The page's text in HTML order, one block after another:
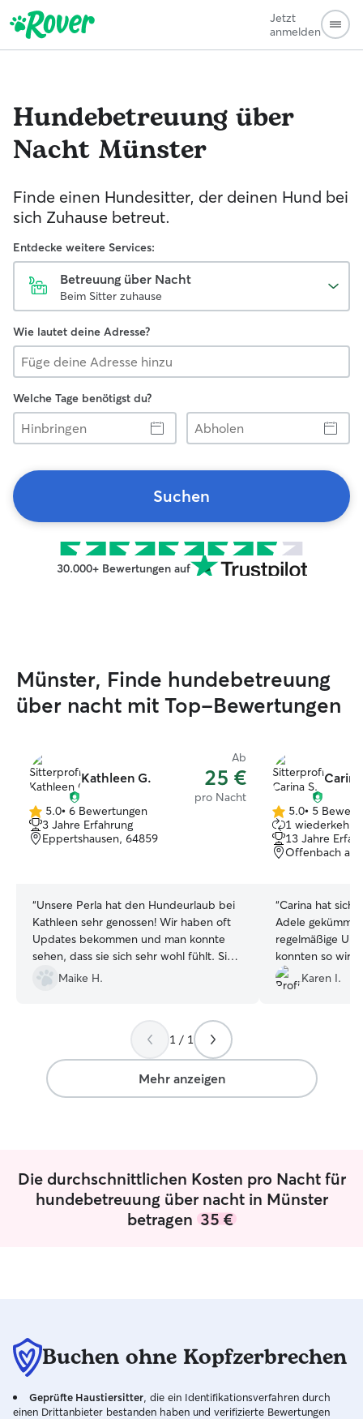
Jetzt
anmelden
Hundebetreuung über
Nacht Münster
Finde einen Hundesitter, der deinen Hund bei
sich Zuhause betreut.
Entdecke weitere Services:
Betreuung über Nacht
Beim Sitter zuhause
Wie lautet deine Adresse?
Welche Tage benötigst du?
Hinbringen
Abholen
Suchen
30.000+ Bewertungen auf
Münster, Finde hundebetreuung
über nacht mit Top-Bewertungen
Kathleen G.
Ab
25 €
pro Nacht
5.0
von
5
5.0• 6 Bewertungen
3 Jahre Erfahrung
Eppertshausen, 64859
“Unsere Perla hat den Hundeurlaub bei
Kathleen sehr genossen! Wir haben oft
Updates bekommen und man konnte
sehen, dass sie sich sehr wohl fühlt. Sie
hat viele schöne Läufchen unternommen
und sich sehr gut mit Kathleens eigenem
Maike H.
5.0
von
5
Sternen
5.0• 5
1
13 Jahre
Offenbach am
“Carina hat sich
Adele gekümmert! Wir
regelmäßige
konnten so
genießen ohne
wenn wir in der
Karen I.
1 / 1
Mehr anzeigen
Die durchschnittlichen Kosten pro Nacht für
hundebetreuung über nacht in Münster
betragen 35 €
Buchen ohne Kopfzerbrechen
Geprüfte Haustiersitter , die ein Identifikationsverfahren durch
einen Drittanbieter bestanden haben und verifizierte Bewertungen